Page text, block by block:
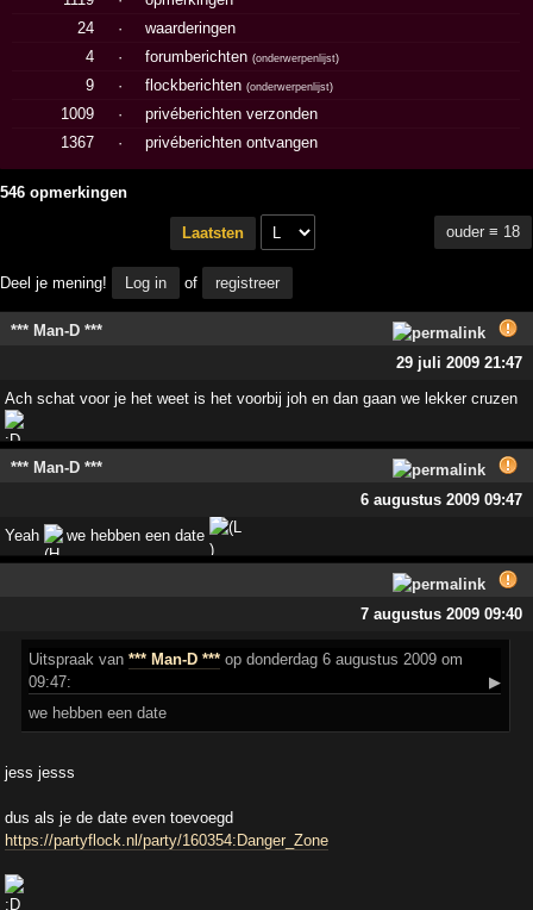
24
·
waarderingen
4
· forumberichten(onderwerpenlijst)
9 · flockberichten(onderwerpenlijst)
1009 ·
privéberichten verzonden
1367
· privéberichten ontvangen
546 opmerkingen
Laatsten ouder ≡ 18
Deel je mening! Log in of registreer
*** Man-D ***
29 juli 2009 21:47
Ach schat voor je het weet is het voorbij joh en dan gaan we lekker cruzen
*** Man-D ***
6 augustus 2009 09:47
Yeah we hebben een date
7 augustus 2009 09:40
Uitspraak van*** Man-D *** op donderdag 6 augustus 2009 om
09:47:
▶
we hebben een date
jess jesss
dus als je de date even toevoegd
https://partyflock.nl/party/160354:Danger_Zone